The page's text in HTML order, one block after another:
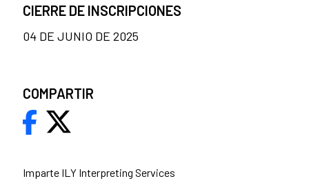
Imparte ILY Interpreting Services
CIERRE DE INSCRIPCIONES
04 DE JUNIO DE 2025
COMPARTIR